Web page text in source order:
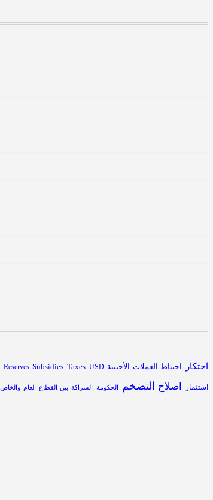
Reserves Subsidies Taxes USD احتكار احتياط العملات الأجنبية
استثمار اصلاح التضخم الحكومة الشراكة بين القطاع العام والخاص